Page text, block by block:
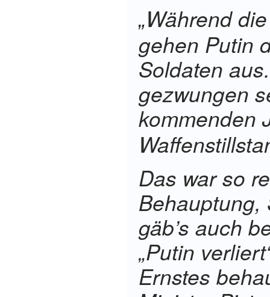
„Während
gehen Putin
Soldaten
gezwungen
kommenden
Das war so
Behauptung,
gäb’s auch
„Putin
Ernstes